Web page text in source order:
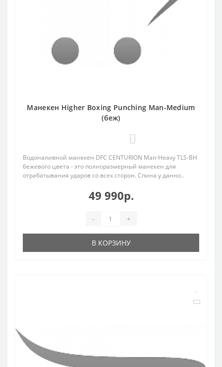
Манекен Higher Boxing Punching Man-Medium
(беж)
Водоналивной манекен DFC CENTURION Man-Heavy TLS-BH
бежевого цвета - это полноразмерный манекен для
отрабатывания ударов со всех сторон. Спина у данно..
49 990р.
- +
В КОРЗИНУ